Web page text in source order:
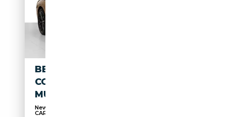
BENTLEY CONTINENTAL NEW
CONTINENTAL GT W12
MULLINER / BLACKLINE / CARB
New Continental GT W12 MULLINER / BLACKLINE /
CARB